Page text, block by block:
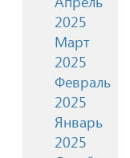
2025
Март
2025
Февраль
2025
Январь
2025